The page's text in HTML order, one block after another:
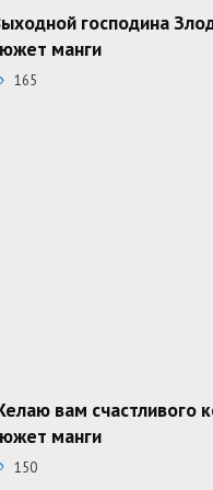
господина
манги
165
вам счастливого
манги
150